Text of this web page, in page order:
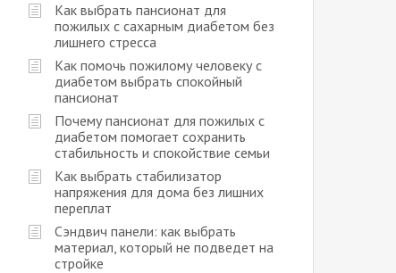
Как выбрать пансионат для
пожилых с сахарным диабетом без
лишнего стресса
Как помочь пожилому человеку с
диабетом выбрать спокойный
пансионат
Почему пансионат для пожилых с
диабетом помогает сохранить
стабильность и спокойствие семьи
Как выбрать стабилизатор
напряжения для дома без лишних
переплат
Сэндвич панели: как выбрать
материал, который не подведет на
стройке